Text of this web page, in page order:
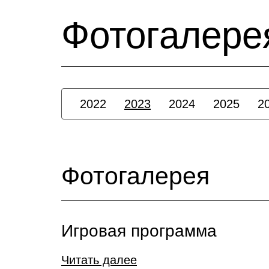
2022 2023 2024 2025
Фотогалерея
Игровая программа
Читать далее